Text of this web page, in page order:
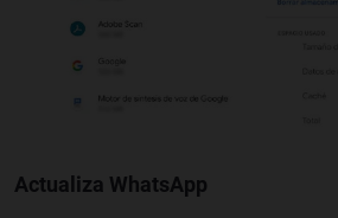
Actualiza WhatsApp